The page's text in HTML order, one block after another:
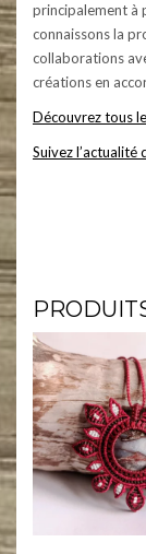
principalement à
connaissons la
collaborations
créations en
Découvrez tous
Suivez